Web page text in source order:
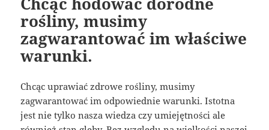
rośliny, musimy
zagwarantować im właściwe
warunki.
Chcąc uprawiać zdrowe rośliny, musimy
zagwarantować im odpowiednie warunki. Istotna
jest nie tylko nasza wiedza czy umiejętności ale